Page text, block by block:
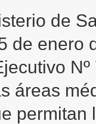
de
de enero
áreas